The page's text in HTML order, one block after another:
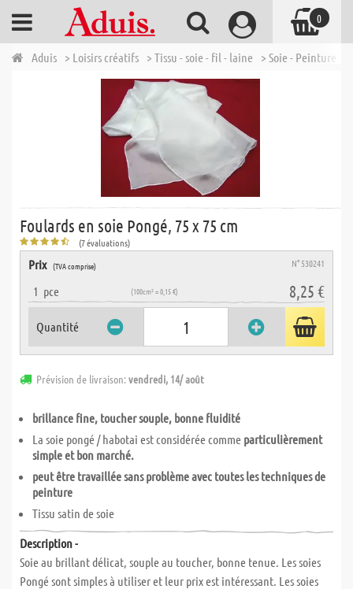
Aduis > Loisirs créatifs > Tissu - soie - fil - laine > Soie - Peinture
Foulards en soie Pongé, 75 x 75 cm
(7 évaluations)
Prix (TVA comprise) N° 530241
1 pce (100cm² = 0,15 €) 8,25 €
Quantité
Prévision de livraison:vendredi, 14/ août
brillance fine, toucher souple, bonne fluidité
La soie pongé / habotai est considérée comme particulièrement
simple et bon marché.
peut être travaillée sans problème avec toutes les techniques de
peinture
Tissu satin de soie
Description -
Soie au brillant délicat, souple au toucher, bonne tenue. Les soies
Pongé sont simples à utiliser et leur prix est intéressant. Les soies
0